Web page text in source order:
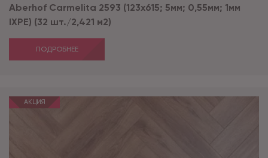
Aberhof Carmelita 2593 (123x615; 5мм; 0,55мм; 1мм
IXPE) (32 шт./2,421 м2)
ПОДРОБНЕЕ
АКЦИЯ